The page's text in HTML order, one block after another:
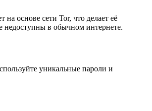
основе сети Tor, что делает её
недоступны в обычном интернете.
уникальные пароли и